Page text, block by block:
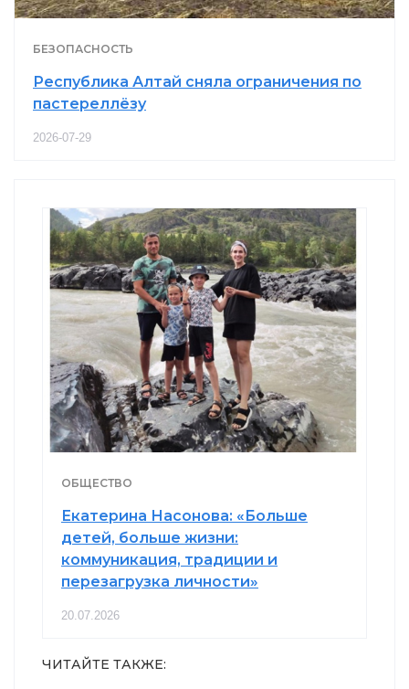
БЕЗОПАСНОСТЬ
Республика Алтай сняла ограничения по
пастереллёзу
2026-07-29
ОБЩЕСТВО
Екатерина Насонова: «Больше
детей, больше жизни:
коммуникация, традиции и
перезагрузка личности»
20.07.2026
ЧИТАЙТЕ ТАКЖЕ: